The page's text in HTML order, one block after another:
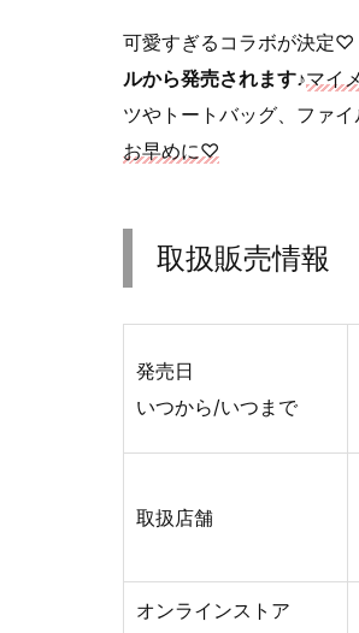
可愛すぎるコラボが決定♡
ルから発売されます♪マイ
ツやトートバッグ、ファ
お早めに♡
取扱販売情報
発売日
いつから/いつまで
取扱店舗
オンラインストア